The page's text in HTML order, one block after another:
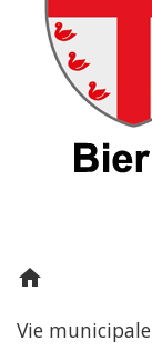
home
Vie municipale